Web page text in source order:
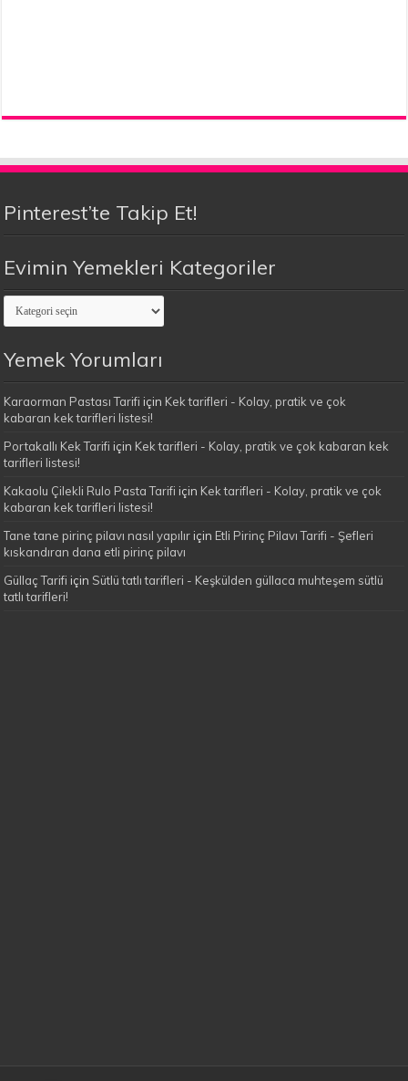
Pinterest’te Takip Et!
Evimin Yemekleri Kategoriler
Evimin
Yemekleri
Kategoriler
Yemek Yorumları
Karaorman Pastası Tarifi için Kek tarifleri - Kolay, pratik ve çok
kabaran kek tarifleri listesi!
Portakallı Kek Tarifi için Kek tarifleri - Kolay, pratik ve çok kabaran kek
tarifleri listesi!
Kakaolu Çilekli Rulo Pasta Tarifi için Kek tarifleri - Kolay, pratik ve çok
kabaran kek tarifleri listesi!
Tane tane pirinç pilavı nasıl yapılır için Etli Pirinç Pilavı Tarifi - Şefleri
kıskandıran dana etli pirinç pilavı
Güllaç Tarifi için Sütlü tatlı tarifleri - Keşkülden güllaca muhteşem sütlü
tatlı tarifleri!